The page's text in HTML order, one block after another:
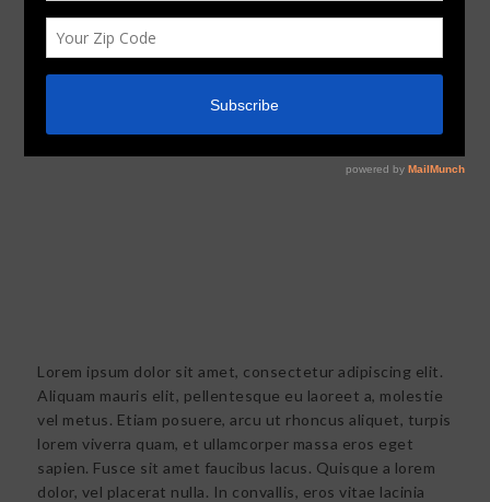
Lorem ipsum dolor sit amet, consectetur adipiscing elit.
Aliquam mauris elit, pellentesque eu laoreet a, molestie
vel metus. Etiam posuere, arcu ut rhoncus aliquet, turpis
lorem viverra quam, et ullamcorper massa eros eget
sapien. Fusce sit amet faucibus lacus. Quisque a lorem
dolor, vel placerat nulla. In convallis, eros vitae lacinia